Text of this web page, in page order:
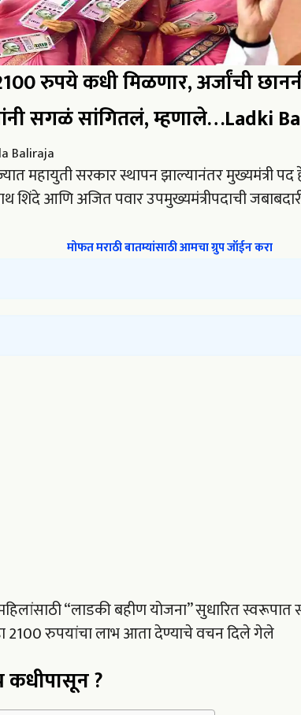
रुपये कधी मिळणार, अर्जांची
सगळं सांगितलं, म्हणाले…Ladki
Baliraja
महायुती सरकार स्थापन झाल्यानंतर मुख्यमंत्री
आणि अजित पवार उपमुख्यमंत्रीपदाची
मोफत मराठी बातम्यांसाठी आमचा ग्रुप जॉईन करा
“लाडकी बहीण योजना” सुधारित
2100 रुपयांचा लाभ आता देण्याचे वचन दिले गेले
कधीपासून ?